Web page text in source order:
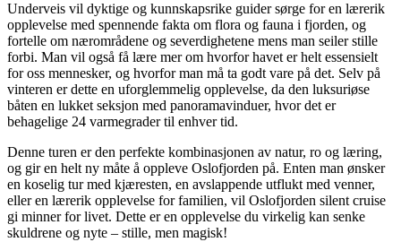
Underveis vil dyktige og kunnskapsrike guider sørge for en lærerik
opplevelse med spennende fakta om flora og fauna i fjorden, og
fortelle om nærområdene og severdighetene mens man seiler stille
forbi. Man vil også få lære mer om hvorfor havet er helt essensielt
for oss mennesker, og hvorfor man må ta godt vare på det. Selv på
vinteren er dette en uforglemmelig opplevelse, da den luksuriøse
båten en lukket seksjon med panoramavinduer, hvor det er
behagelige 24 varmegrader til enhver tid.
Denne turen er den perfekte kombinasjonen av natur, ro og læring,
og gir en helt ny måte å oppleve Oslofjorden på. Enten man ønsker
en koselig tur med kjæresten, en avslappende utflukt med venner,
eller en lærerik opplevelse for familien, vil Oslofjorden silent cruise
gi minner for livet. Dette er en opplevelse du virkelig kan senke
skuldrene og nyte – stille, men magisk!